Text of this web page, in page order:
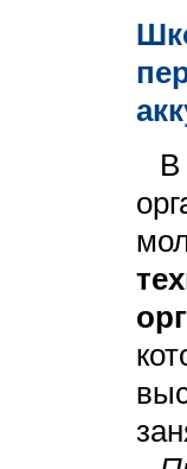
В